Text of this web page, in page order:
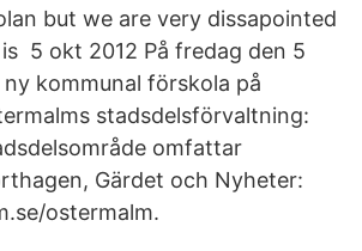
but we are very dissapointed
5 okt 2012 På fredag den 5
kommunal förskola på
stadsdelsförvaltning:
omfattar
Gärdet och Nyheter:
ostermalm.